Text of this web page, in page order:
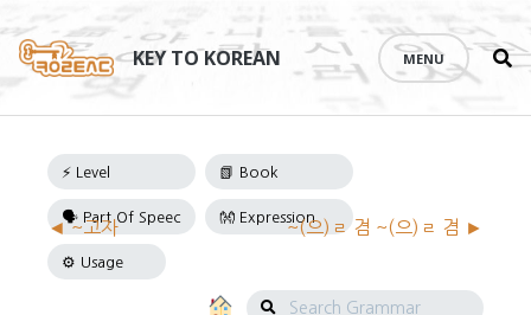
content
KEY TO KOREAN MENU
Search
Grammar
Navigation
◄ ~고자 ~(으)ㄹ 겸 ~(으)ㄹ 겸 ►